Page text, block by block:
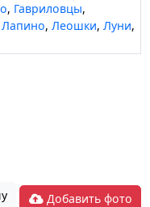
, Гавриловцы,
Лапино,Леошки,Луни,
Добавить фото